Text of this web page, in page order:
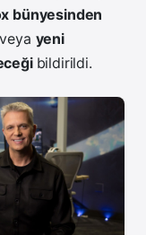
bünyesinden
veya yeni
bildirildi.